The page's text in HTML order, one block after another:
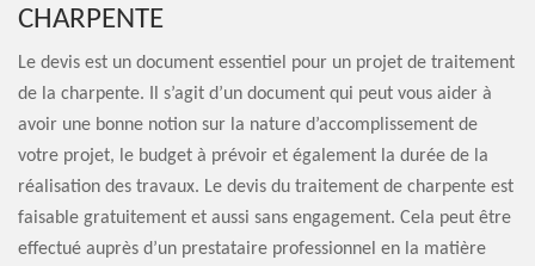
CHARPENTE
Le devis est un document essentiel pour un projet de traitement
de la charpente. Il s’agit d’un document qui peut vous aider à
avoir une bonne notion sur la nature d’accomplissement de
votre projet, le budget à prévoir et également la durée de la
réalisation des travaux. Le devis du traitement de charpente est
faisable gratuitement et aussi sans engagement. Cela peut être
effectué auprès d’un prestataire professionnel en la matière